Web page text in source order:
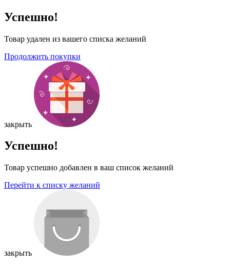
Успешно!
Товар удален из вашего списка желаний
Продолжить покупки
закрыть
Успешно!
Товар успешно добавлен в ваш список желаний
Перейти к списку желаний
закрыть